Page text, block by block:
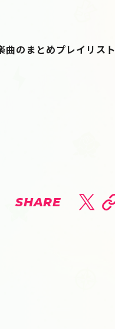
のまとめプレイリスト
SHARE